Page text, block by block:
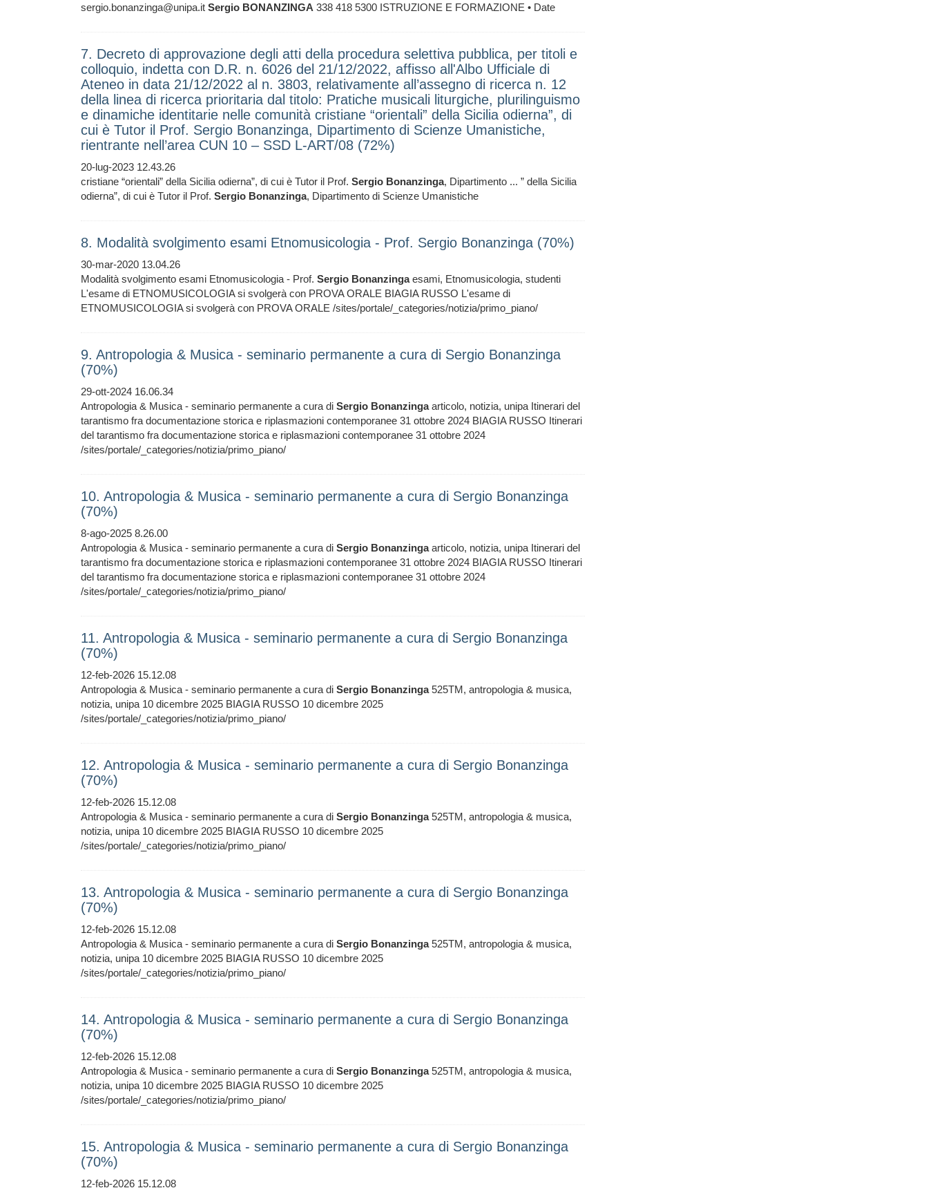
sergio.bonanzinga@unipa.it Sergio BONANZINGA 338 418 5300 ISTRUZIONE E FORMAZIONE • Date
7. Decreto di approvazione degli atti della procedura selettiva pubblica, per titoli e
colloquio, indetta con D.R. n. 6026 del 21/12/2022, affisso all'Albo Ufficiale di
Ateneo in data 21/12/2022 al n. 3803, relativamente all’assegno di ricerca n. 12
della linea di ricerca prioritaria dal titolo: Pratiche musicali liturgiche, plurilinguismo
e dinamiche identitarie nelle comunità cristiane “orientali” della Sicilia odierna”, di
cui è Tutor il Prof. Sergio Bonanzinga, Dipartimento di Scienze Umanistiche,
rientrante nell’area CUN 10 – SSD L-ART/08 (72%)
20-lug-2023 12.43.26
cristiane “orientali” della Sicilia odierna”, di cui è Tutor il Prof. Sergio Bonanzinga, Dipartimento ... ” della Sicilia
odierna”, di cui è Tutor il Prof. Sergio Bonanzinga, Dipartimento di Scienze Umanistiche
8. Modalità svolgimento esami Etnomusicologia - Prof. Sergio Bonanzinga (70%)
30-mar-2020 13.04.26
Modalità svolgimento esami Etnomusicologia - Prof. Sergio Bonanzingaesami, Etnomusicologia, studenti
L'esame di ETNOMUSICOLOGIA si svolgerà con PROVA ORALE BIAGIA RUSSO L'esame di
ETNOMUSICOLOGIA si svolgerà con PROVA ORALE /sites/portale/_categories/notizia/primo_piano/
9. Antropologia & Musica - seminario permanente a cura di Sergio Bonanzinga
(70%)
29-ott-2024 16.06.34
Antropologia & Musica - seminario permanente a cura di Sergio Bonanzingaarticolo, notizia, unipa Itinerari del
tarantismo fra documentazione storica e riplasmazioni contemporanee 31 ottobre 2024 BIAGIA RUSSO Itinerari
del tarantismo fra documentazione storica e riplasmazioni contemporanee 31 ottobre 2024
/sites/portale/_categories/notizia/primo_piano/
10. Antropologia & Musica - seminario permanente a cura di Sergio Bonanzinga
(70%)
8-ago-2025 8.26.00
Antropologia & Musica - seminario permanente a cura di Sergio Bonanzingaarticolo, notizia, unipa Itinerari del
tarantismo fra documentazione storica e riplasmazioni contemporanee 31 ottobre 2024 BIAGIA RUSSO Itinerari
del tarantismo fra documentazione storica e riplasmazioni contemporanee 31 ottobre 2024
/sites/portale/_categories/notizia/primo_piano/
11. Antropologia & Musica - seminario permanente a cura di Sergio Bonanzinga
(70%)
12-feb-2026 15.12.08
Antropologia & Musica - seminario permanente a cura di Sergio Bonanzinga525TM, antropologia & musica,
notizia, unipa 10 dicembre 2025 BIAGIA RUSSO 10 dicembre 2025
/sites/portale/_categories/notizia/primo_piano/
12. Antropologia & Musica - seminario permanente a cura di Sergio Bonanzinga
(70%)
12-feb-2026 15.12.08
Antropologia & Musica - seminario permanente a cura di Sergio Bonanzinga525TM, antropologia & musica,
notizia, unipa 10 dicembre 2025 BIAGIA RUSSO 10 dicembre 2025
/sites/portale/_categories/notizia/primo_piano/
13. Antropologia & Musica - seminario permanente a cura di Sergio Bonanzinga
(70%)
12-feb-2026 15.12.08
Antropologia & Musica - seminario permanente a cura di Sergio Bonanzinga525TM, antropologia & musica,
notizia, unipa 10 dicembre 2025 BIAGIA RUSSO 10 dicembre 2025
/sites/portale/_categories/notizia/primo_piano/
14. Antropologia & Musica - seminario permanente a cura di Sergio Bonanzinga
(70%)
12-feb-2026 15.12.08
Antropologia & Musica - seminario permanente a cura di Sergio Bonanzinga525TM, antropologia & musica,
notizia, unipa 10 dicembre 2025 BIAGIA RUSSO 10 dicembre 2025
/sites/portale/_categories/notizia/primo_piano/
15. Antropologia & Musica - seminario permanente a cura di Sergio Bonanzinga
(70%)
12-feb-2026 15.12.08